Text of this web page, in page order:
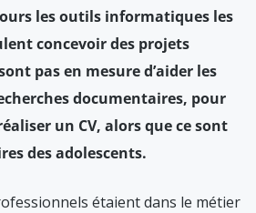
les outils informatiques les
concevoir des projets
pas en mesure d’aider les
documentaires, pour
un CV, alors que ce sont
des adolescents.
étaient dans le métier